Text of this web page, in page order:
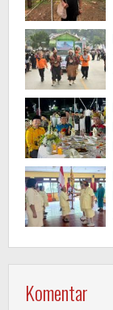
Komentar